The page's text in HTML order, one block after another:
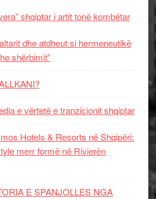
shqiptar i artit tonë kombëtar
dhe atdheut si hermeneutikë
shërbimit”
e vërtetë e tranzicionit shqiptar
Hotels & Resorts në Shqipëri:
merr formë në Rivierën
E SPANJOLLES NGA